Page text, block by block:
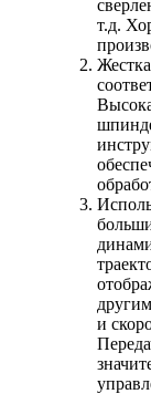
т.д.
и